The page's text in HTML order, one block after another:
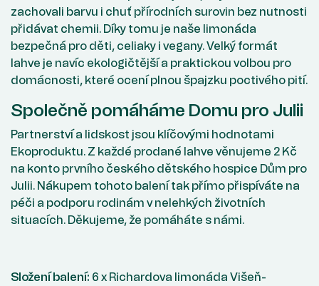
zachovali barvu i chuť přírodních surovin bez nutnosti
přidávat chemii. Díky tomu je naše limonáda
bezpečná pro děti, celiaky i vegany. Velký formát
lahve je navíc ekologičtější a praktickou volbou pro
domácnosti, které ocení plnou špajzku poctivého pití.
Společně pomáháme Domu pro Julii
Partnerství a lidskost jsou klíčovými hodnotami
Ekoproduktu. Z každé prodané lahve věnujeme 2 Kč
na konto prvního českého dětského hospice Dům pro
Julii. Nákupem tohoto balení tak přímo přispíváte na
péči a podporu rodinám v nelehkých životních
situacích. Děkujeme, že pomáháte s námi.
Složení balení: 6 x Richardova limonáda Višeň-